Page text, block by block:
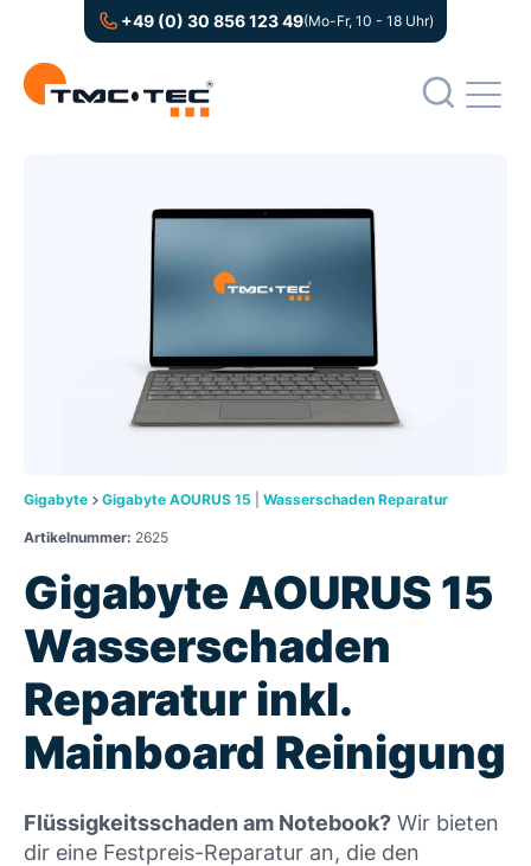
+49 (0) 30 856 123 49(Mo-Fr, 10 - 18 Uhr)
Gigabyte Gigabyte AOURUS 15 Wasserschaden Reparatur
Artikelnummer: 2625
Gigabyte AOURUS 15
Wasserschaden
Reparatur inkl.
Mainboard Reinigung
Flüssigkeitsschaden am Notebook? Wir bieten
dir eine Festpreis-Reparatur an, die den